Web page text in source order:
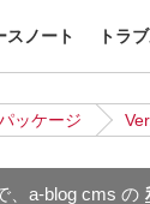
スノート トラ
ッケージ
、a-blog cms の